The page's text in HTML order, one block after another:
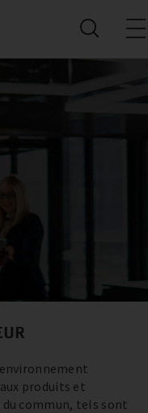
produits et
commun, tels sont